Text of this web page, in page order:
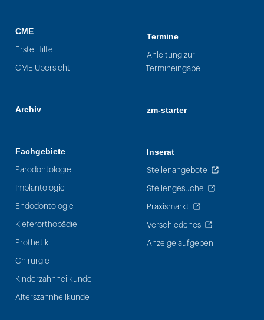
CME
Erste Hilfe
CME Übersicht
Archiv
Fachgebiete
Parodontologie
Implantologie
Endodontologie
Kieferorthopädie
Prothetik
Chirurgie
Kinderzahnheilkunde
Alterszahnheilkunde
Termine
Anleitung zur
Termineingabe
zm-starter
Inserat
Stellenangebote
Stellengesuche
Praxismarkt
Verschiedenes
Anzeige aufgeben